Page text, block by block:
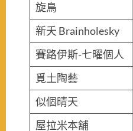
旋鳥
新夭 Brainholesky
賽路伊斯-七曜個人
覓土陶藝
似個晴天
屋拉米本舖